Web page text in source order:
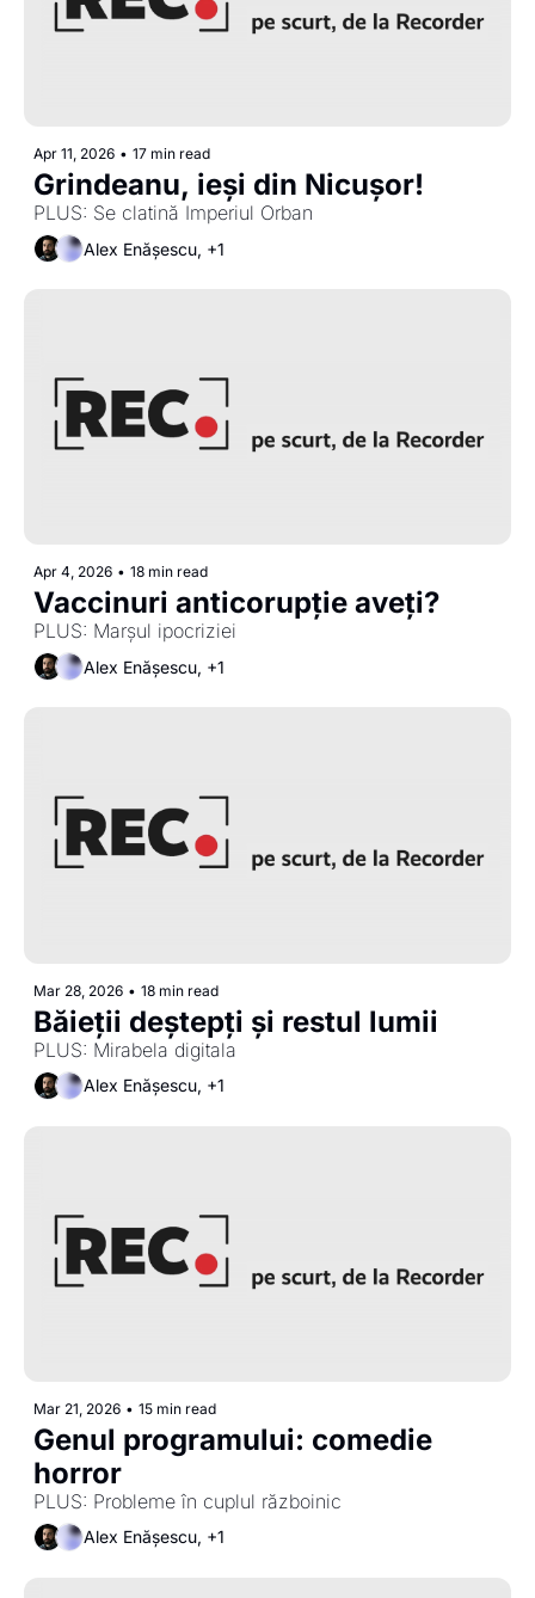
Apr 11, 2026 • 17 min read
PLUS: Se clatină Imperiul Orban
Alex Enășescu, +1
Apr 4, 2026 • 18 min read
Alex Enășescu, +1
Mar 28, 2026 • 18 min read
Băieții deștepți și restul lumii
Alex Enășescu, +1
Mar 21, 2026 • 15 min read
Genul programului: comedie
horror
PLUS: Probleme în cuplul războinic
Alex Enășescu, +1